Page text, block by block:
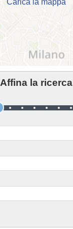
Carica la mappa
Affina la ricerca